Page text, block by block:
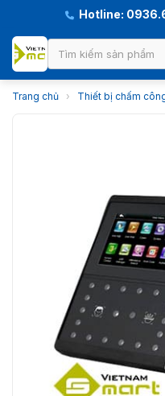
Hotline:
Trang chủ › Thiết bị chấm